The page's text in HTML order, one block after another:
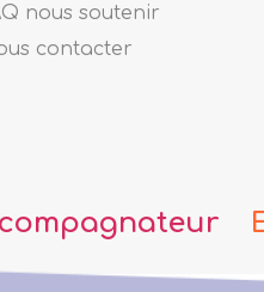
nous soutenir
contacter